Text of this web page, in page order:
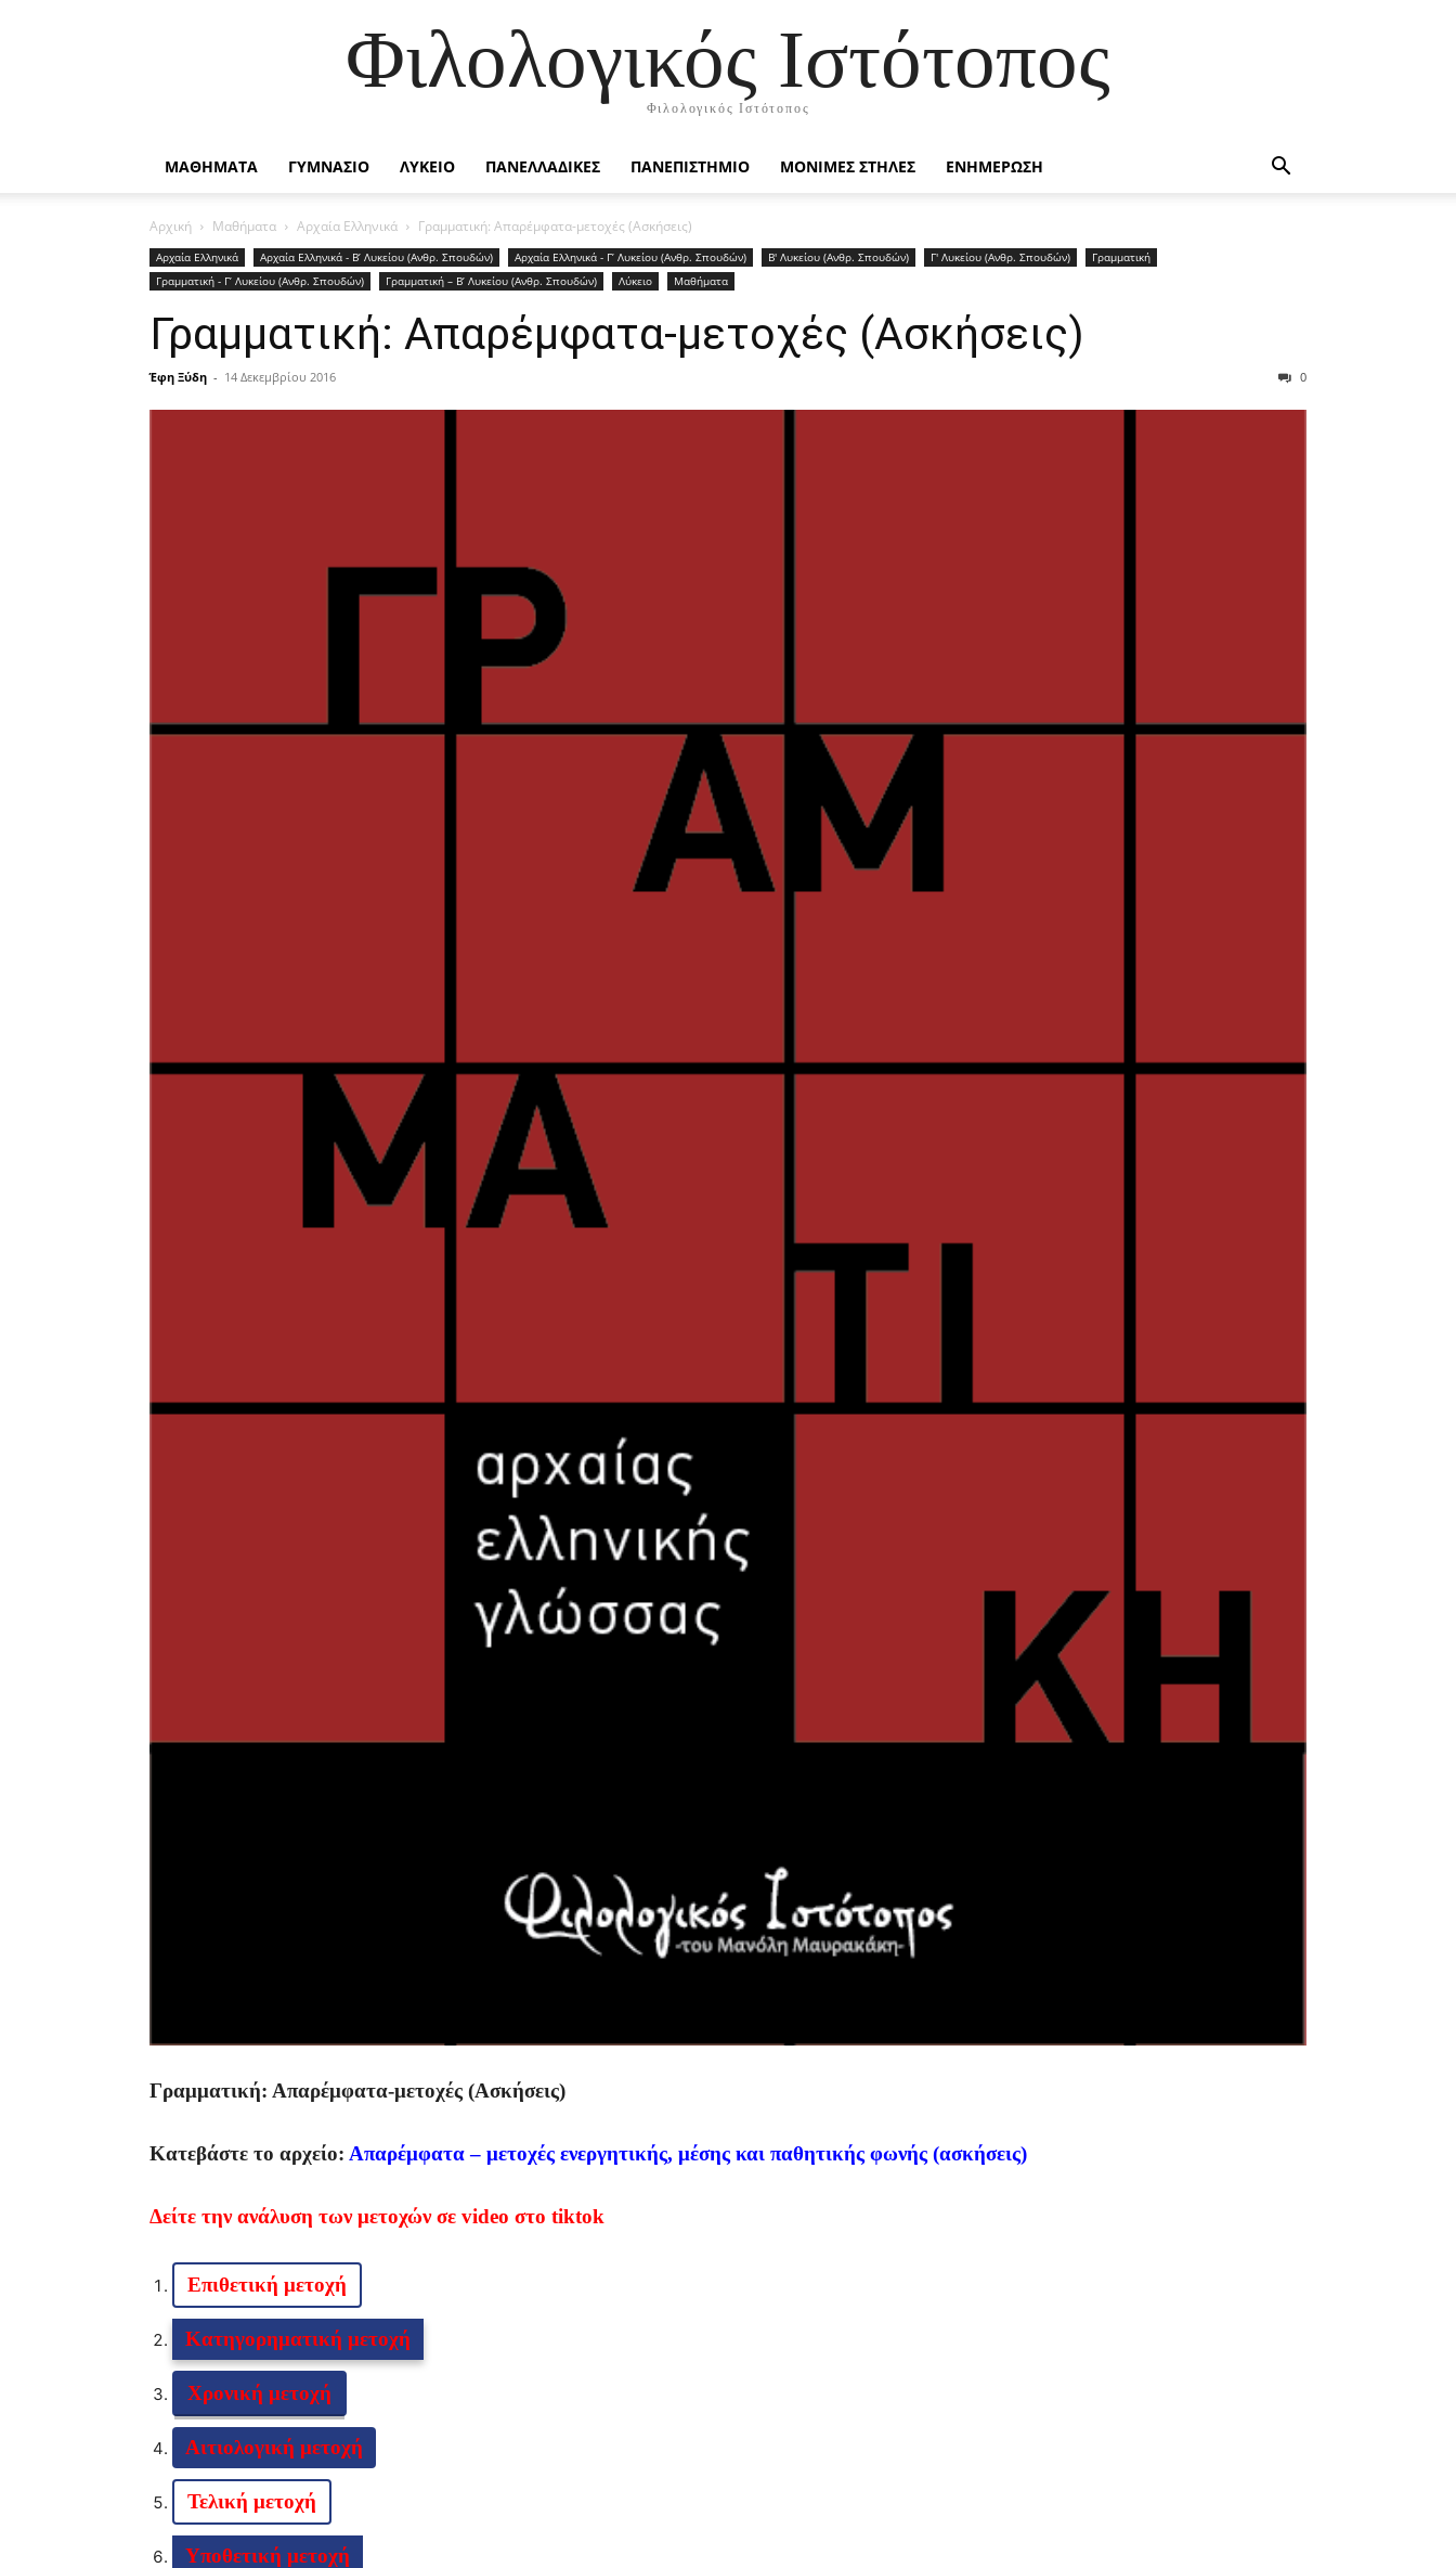
Φιλολογικός Ιστότοπος
Φιλολογικός Ιστότοπος
ΜΑΘΗΜΑΤΑ ΓΥΜΝΑΣΙΟ ΛΥΚΕΙΟ ΠΑΝΕΛΛΑΔΙΚΕΣ ΠΑΝΕΠΙΣΤΗΜΙΟ ΜΟΝΙΜΕΣ ΣΤΗΛΕΣ ΕΝΗΜΕΡΩΣΗ
Αρχική Μαθήματα Αρχαία Ελληνικά Γραμματική: Απαρέμφατα-μετοχές (Ασκήσεις)
Αρχαία Ελληνικά Αρχαία Ελληνικά - Β’ Λυκείου (Ανθρ. Σπουδών) Αρχαία Ελληνικά - Γ’ Λυκείου (Ανθρ. Σπουδών) Β' Λυκείου (Ανθρ. Σπουδών) Γ' Λυκείου (Ανθρ. Σπουδών)
Γραμματική
Γραμματική - Γ’ Λυκείου (Ανθρ. Σπουδών)
Γραμματική – Β’ Λυκείου (Ανθρ. Σπουδών) Λύκειο Μαθήματα
Γραμματική: Απαρέμφατα-μετοχές (Ασκήσεις)
Έφη Ξύδη - 14 Δεκεμβρίου 2016 0
Γραμματική: Απαρέμφατα-μετοχές (Ασκήσεις)
Κατεβάστε το αρχείο: Απαρέμφατα – μετοχές ενεργητικής, μέσης και παθητικής φωνής (ασκήσεις)
Δείτε την ανάλυση των μετοχών σε video στο tiktok
Επιθετική μετοχή
Κατηγορηματική μετοχή
Χρονική μετοχή
Αιτιολογική μετοχή
Τελική μετοχή
Υποθετική μετοχή